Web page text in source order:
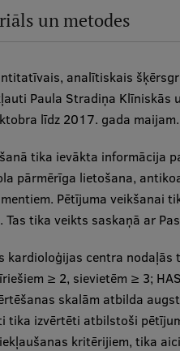
un metodes
analītiskais
Paula Stradiņa Klīniskās
līdz 2017. gada maijam.
tika ievākta informācija
pārmērīga lietošana,
Pētījuma veikšanai
Tas tika veikts saskaņā ar
kardioloģijas centra
≥ 2, sievietēm ≥ 3;
skalām atbilda
tika izvērtēti atbilstoši
kritērijiem, tika